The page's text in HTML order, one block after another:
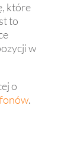
które
to
w
o
.